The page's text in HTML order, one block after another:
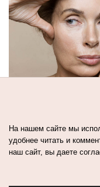
РУТИНА
60 ЛЕТ?
На нашем сайте мы
удобнее читать и
наш сайт, вы даете